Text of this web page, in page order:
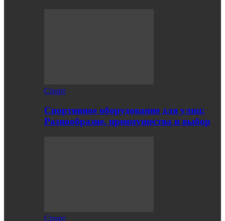
Спорт
Спортивное оборудование для улиц:
Разнообразие, преимущества и выбор
Спорт